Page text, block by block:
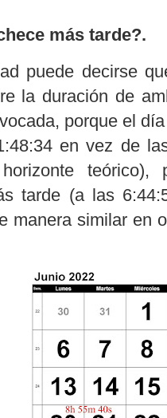
más tarde?.
puede decirse
la duración de
porque el
en vez de
tarde (a las
manera similar en